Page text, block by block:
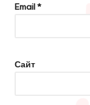
Email*
Сайт